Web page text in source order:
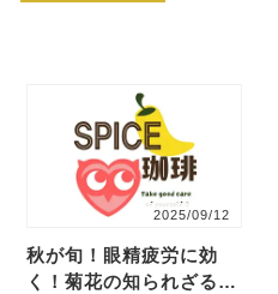
2025/09/12
秋が旬！眼精疲労に効
く！菊花の知られざる効